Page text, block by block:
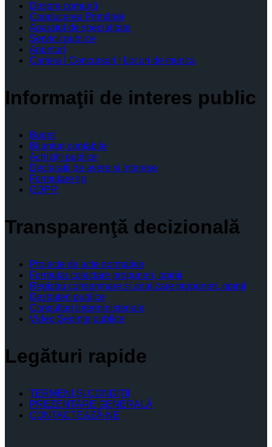
Despre comună
Conducerea Primăriei
Aparatul de specialitate
Servicii publice
Anunturi
Cariera | Concursuri | Locuri de munca
Informaţii de interes public
Buget
Bilanţuri contabile
Achiziţii publice
Declaratii de avere si interese
Formulare tip
GDPR
Transparenţă decizională
Proiecte de acte normative
Formular colectare propuneri, opinii
Registru consemnare si analizare propuneri, opinii
Dezbateri publice
Consultari interministeriale
Video Şedinţe publice
Legături rapide
TERMENI ŞI CONDIŢII
PREZENTARE GENERALĂ
CONTACTEAZĂ-NE